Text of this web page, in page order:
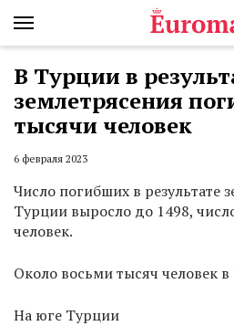
В Турции в
землетрясения
тысячи человек
6 февраля 2023
Число погибших в результате
Турции выросло до 1498,
человек.
Около восьми тысяч человек
На юге Турции